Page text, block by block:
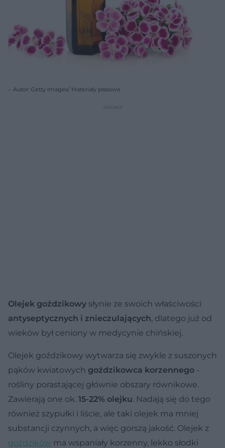
Autor: Getty Images/ Materiały prasowe
Olejek goździkowy słynie ze swoich właściwości
antyseptycznych i znieczulających, dlatego już od
wieków był ceniony w medycynie chińskiej.
Olejek goździkowy wytwarza się zwykle z suszonych
pąków kwiatowych goździkowca korzennego -
rośliny porastającej głównie obszary równikowe.
Zawierają one ok. 15-22% olejku. Nadają się do tego
również szypułki i liście, ale taki olejek ma mniej
substancji czynnych, a więc gorszą jakość. Olejek z
goździków ma wspaniały korzenny, lekko słodki